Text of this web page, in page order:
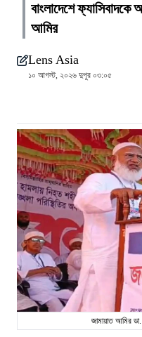
বাংলাদেশে
আমির
Lens Asia
১০ আগস্ট, ২০২৬ দুপুর ০৩:০৫
জামায়াত আমির